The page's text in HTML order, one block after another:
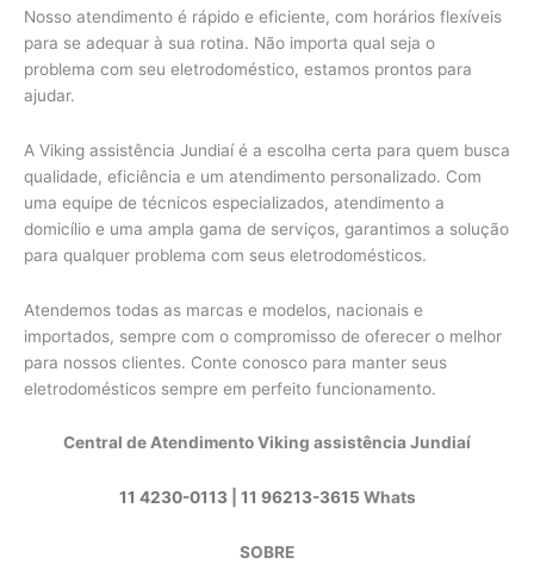
Nosso atendimento é rápido e eficiente, com horários flexíveis
para se adequar à sua rotina. Não importa qual seja o
problema com seu eletrodoméstico, estamos prontos para
ajudar.
A Viking assistência Jundiaí é a escolha certa para quem busca
qualidade, eficiência e um atendimento personalizado. Com
uma equipe de técnicos especializados, atendimento a
domicílio e uma ampla gama de serviços, garantimos a solução
para qualquer problema com seus eletrodomésticos.
Atendemos todas as marcas e modelos, nacionais e
importados, sempre com o compromisso de oferecer o melhor
para nossos clientes. Conte conosco para manter seus
eletrodomésticos sempre em perfeito funcionamento.
Central de Atendimento Viking assistência Jundiaí
11 4230-0113| 11 96213-3615 Whats
SOBRE